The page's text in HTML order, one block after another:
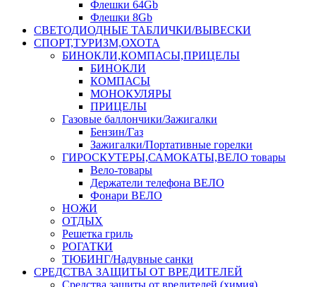
Флешки 64Gb
Флешки 8Gb
СВЕТОДИОДНЫЕ ТАБЛИЧКИ/ВЫВЕСКИ
СПОРТ,ТУРИЗМ,ОХОТА
БИНОКЛИ,КОМПАСЫ,ПРИЦЕЛЫ
БИНОКЛИ
КОМПАСЫ
МОНОКУЛЯРЫ
ПРИЦЕЛЫ
Газовые баллончики/Зажигалки
Бензин/Газ
Зажигалки/Портативные горелки
ГИРОСКУТЕРЫ,САМОКАТЫ,ВЕЛО товары
Вело-товары
Держатели телефона ВЕЛО
Фонари ВЕЛО
НОЖИ
ОТДЫХ
Решетка гриль
РОГАТКИ
ТЮБИНГ/Надувные санки
СРЕДСТВА ЗАЩИТЫ ОТ ВРЕДИТЕЛЕЙ
Средства защиты от вредителей (химия)